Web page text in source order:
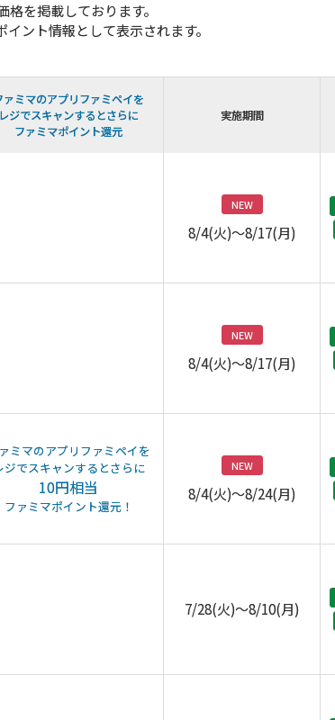
を掲載しております。
ント情報として表示されます。
ァミマのアプリファミペイを
レジでスキャンするとさらに
ファミマポイント還元
実施期間
NEW
8/4(火)～8/17(月)
NEW
8/4(火)～8/17(月)
ミマのアプリファミペイを
ジでスキャンするとさらに
10円相当
ファミマポイント還元！
NEW
8/4(火)～8/24(月)
7/28(火)～8/10(月)